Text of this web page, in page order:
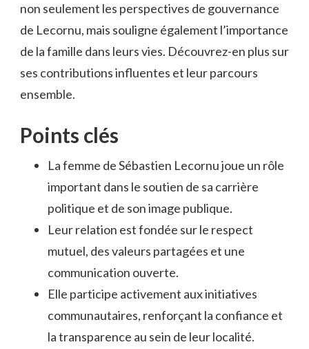
non seulement les perspectives de gouvernance
de Lecornu, mais souligne également l’importance
de la famille dans leurs vies. Découvrez-en plus sur
ses contributions influentes et leur parcours
ensemble.
Points clés
La femme de Sébastien Lecornu joue un rôle
important dans le soutien de sa carrière
politique et de son image publique.
Leur relation est fondée sur le respect
mutuel, des valeurs partagées et une
communication ouverte.
Elle participe activement aux initiatives
communautaires, renforçant la confiance et
la transparence au sein de leur localité.